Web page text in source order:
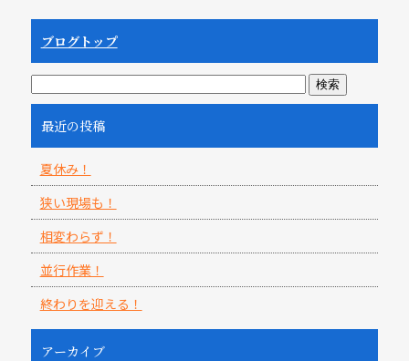
ブログトップ
最近の投稿
夏休み！
狭い現場も！
相変わらず！
並行作業！
終わりを迎える！
アーカイブ